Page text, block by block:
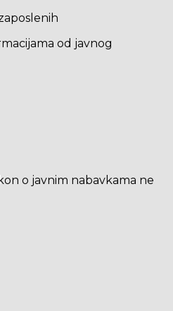
od javnog
o javnim nabavkama ne